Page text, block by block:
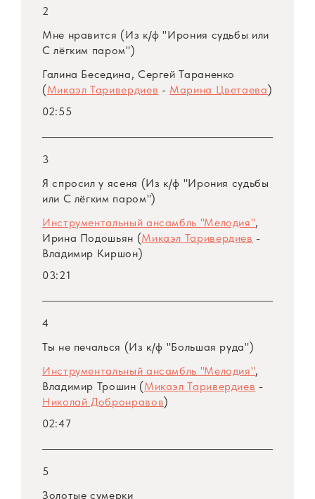
2
Мне нравится (Из к/ф "Ирония судьбы или
С лёгким паром")
Галина Беседина, Сергей Тараненко
(Микаэл Таривердиев - Марина Цветаева)
02:55
3
Я спросил у ясеня (Из к/ф "Ирония судьбы
или С лёгким паром")
Инструментальный ансамбль "Мелодия",
Ирина Подошьян (Микаэл Таривердиев -
Владимир Киршон)
03:21
4
Ты не печалься (Из к/ф "Большая руда")
Инструментальный ансамбль "Мелодия",
Владимир Трошин (Микаэл Таривердиев -
Николай Добронравов)
02:47
5
Золотые сумерки